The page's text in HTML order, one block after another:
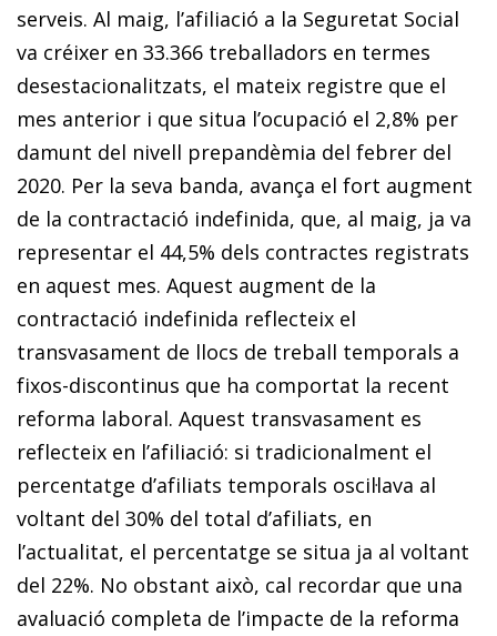
serveis. Al maig, l’afiliació a la Seguretat Social
va créixer en 33.366 treballadors en termes
desestacionalitzats, el mateix registre que el
mes anterior i que situa l’ocupació el 2,8% per
damunt del nivell prepandèmia del febrer del
2020. Per la seva banda, avança el fort augment
de la contractació indefinida, que, al maig, ja va
representar el 44,5% dels contractes registrats
en aquest mes. Aquest augment de la
contractació indefinida reflecteix el
transvasament de llocs de treball temporals a
fixos-discontinus que ha comportat la recent
reforma laboral. Aquest transvasament es
reflecteix en l’afiliació: si tradicionalment el
percentatge d’afiliats temporals oscil·lava al
voltant del 30% del total d’afiliats, en
l’actualitat, el percentatge se situa ja al voltant
del 22%. No obstant això, cal recordar que una
avaluació completa de l’impacte de la reforma